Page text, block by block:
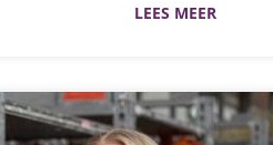
te werken met mijn
De bloemen die wij verkopen
hun verre bestemming
LEES MEER